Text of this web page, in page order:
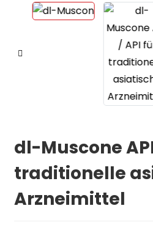
dl-Muscone
traditionelle
Arzneimittel